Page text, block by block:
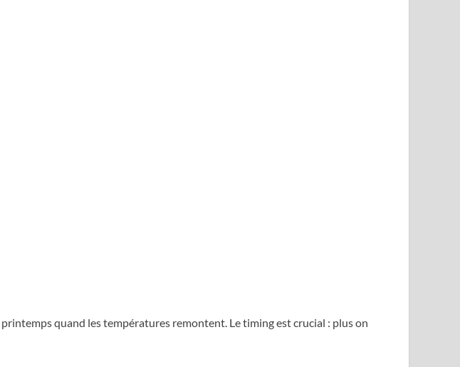
quand les températures remontent. Le timing est crucial : plus on